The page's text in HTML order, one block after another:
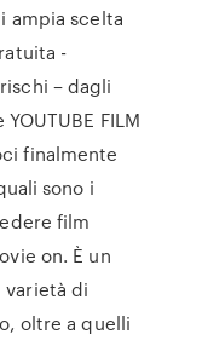
ampia scelta
-
– dagli
FILM
finalmente
sono i
film
on. È un
varietà di
oltre a quelli